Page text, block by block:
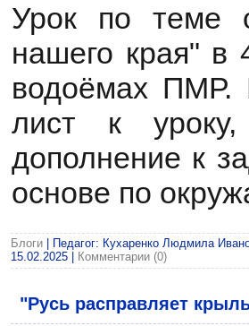
Урок по теме
нашего края" в
водоёмах ПМР.
лист к уроку,
дополнение к
основе по
Блоги | Педагог: Кухаренко Людмила
15.02.2025
Комментарии (0)
"Русь расправляет